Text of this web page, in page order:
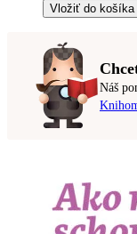
Vložiť do košíka
Náš